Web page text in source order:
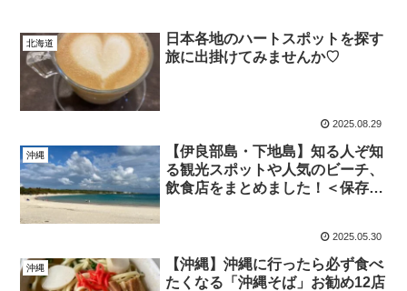
北海道
日本各地のハートスポットを探す
旅に出掛けてみませんか♡
2025.08.29
沖縄
【伊良部島・下地島】知る人ぞ知
る観光スポットや人気のビーチ、
飲食店をまとめました！＜保存版
2025.05.30
沖縄
【沖縄】沖縄に行ったら必ず食べ
たくなる「沖縄そば」お勧め12店